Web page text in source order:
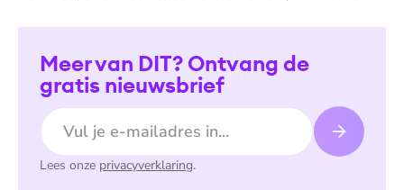
Meer van DIT? Ontvang de
gratis nieuwsbrief
E-mailadres
Lees onze privacyverklaring.